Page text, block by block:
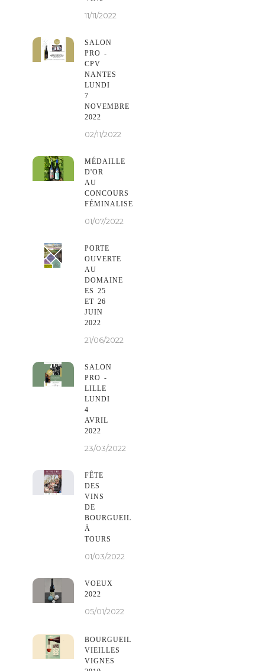
11/11/2022
SALON
PRO -
CPV
NANTES
LUNDI
7
NOVEMBRE
2022
02/11/2022
MÉDAILLE
D'OR
AU
CONCOURS
FÉMINALISE
01/07/2022
PORTE
OUVERTE
AU
DOMAINE
ES 25
ET 26
JUIN
2022
21/06/2022
SALON
PRO -
LILLE
LUNDI
4
AVRIL
2022
23/03/2022
FÊTE
DES
VINS
DE
BOURGUEIL
À
TOURS
01/03/2022
VOEUX
2022
05/01/2022
BOURGUEIL
VIEILLES
VIGNES